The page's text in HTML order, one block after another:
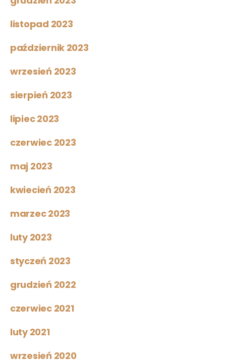
listopad 2023
październik 2023
wrzesień 2023
sierpień 2023
lipiec 2023
czerwiec 2023
maj 2023
kwiecień 2023
marzec 2023
luty 2023
styczeń 2023
grudzień 2022
czerwiec 2021
luty 2021
wrzesień 2020